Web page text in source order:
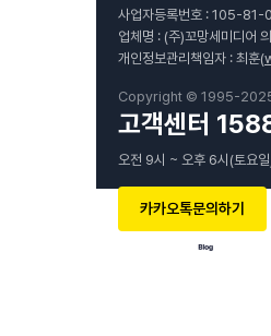
사업자등록번호 : 105-
업체명 : (주)꼬망세미디어
개인정보관리책임자 : 최훈(
Copyright © 1995-2025
고객센터
오전 9시 ~ 오후 6시(토요
카카오톡문의하기